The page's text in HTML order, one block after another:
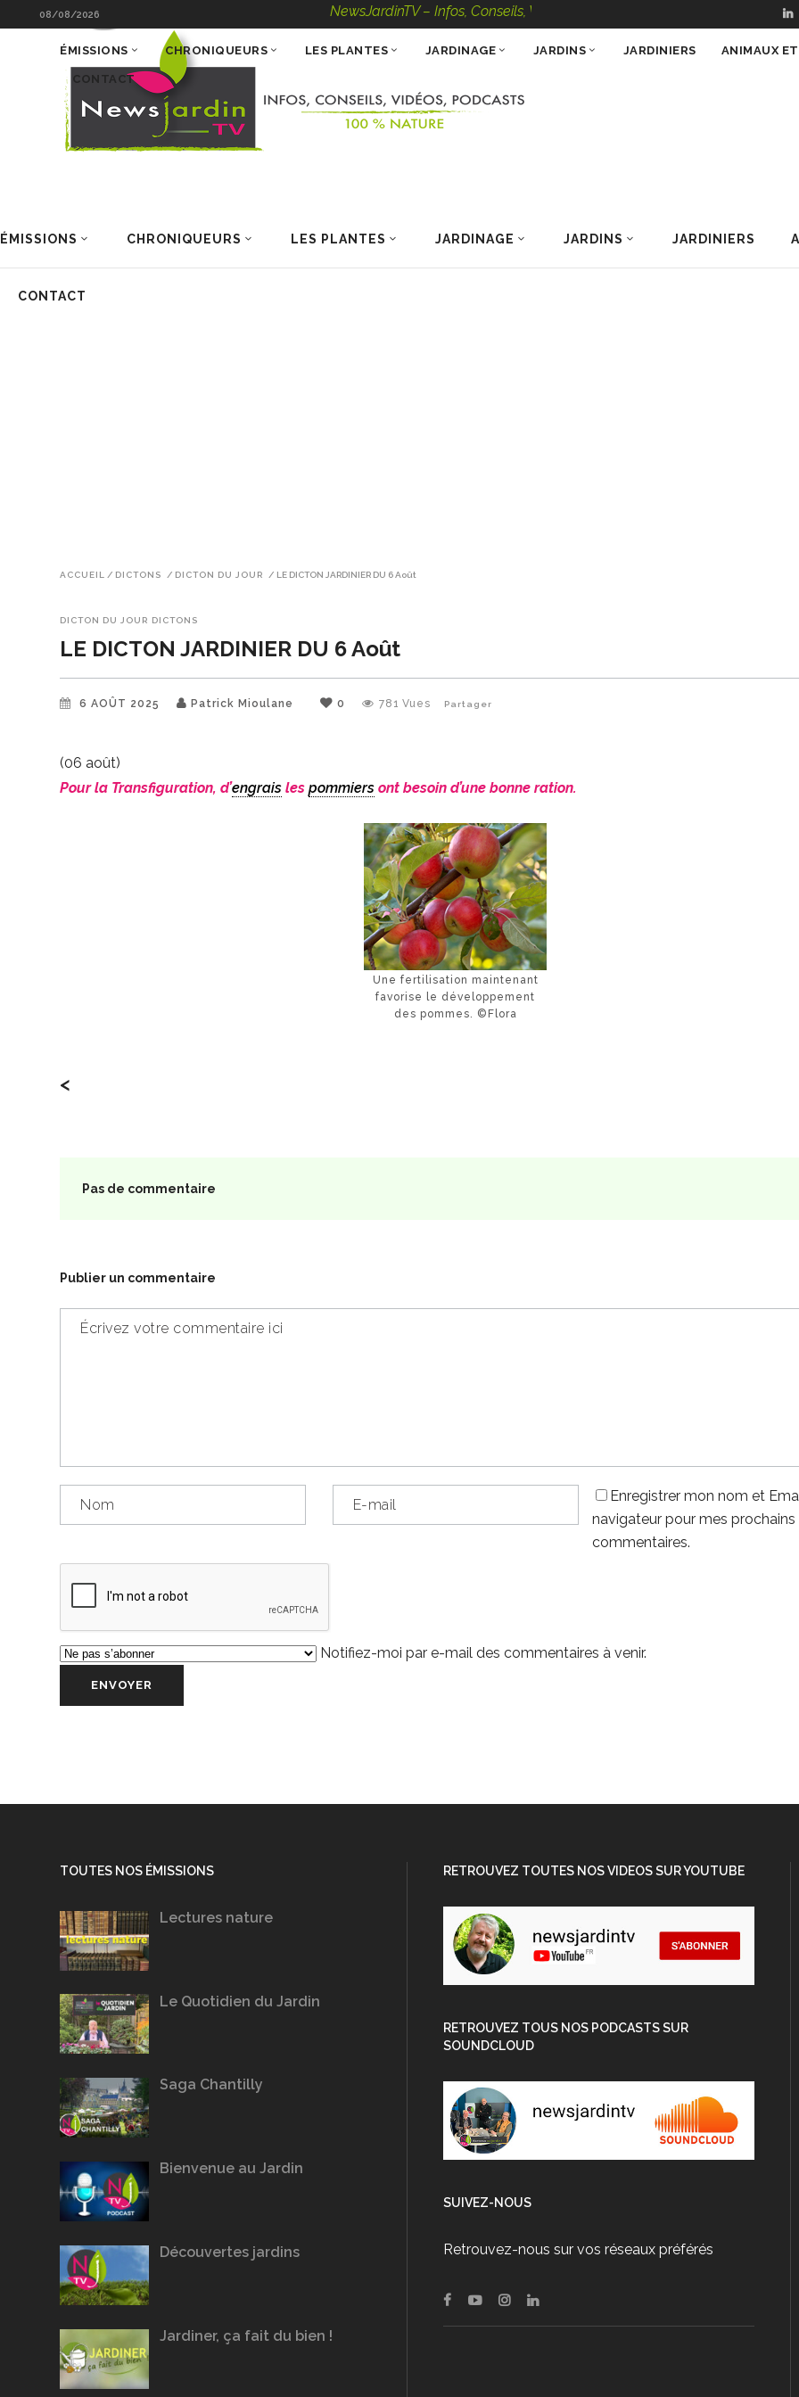
08/08/2026 NewsJardinTV – Infos, Conseils, Vidéos, Podcasts – 100 % Nature
ÉMISSIONS CHRONIQUEURS LES PLANTES JARDINAGE JARDINS JARDINIERS
CONTACT
ÉMISSIONS CHRONIQUEURS LES PLANTES JARDINAGE JARDINS JARDINIERS ANIMAUX
CONTACT
ACCUEIL / DICTONS / DICTON DU JOUR / LE DICTON JARDINIER DU 6 Août
DICTON DU JOUR DICTONS
LE DICTON JARDINIER DU 6 Août
6 AOÛT 2025 Patrick Mioulane 0 781 Vues Partager
(06 août)
Pour la Transfiguration, d’engrais lespommiers ont besoin d’une bonne ration.
Une fertilisation maintenant
favorise le développement
des pommes. ©Flora
<
Pas de commentaire
Publier un commentaire
Enregistrer mon nom et
navigateur pour mes prochains
commentaires.
Notifiez-moi par e-mail des commentaires à venir.
TOUTES NOS ÉMISSIONS
Lectures nature
Le Quotidien du Jardin
Saga Chantilly
Bienvenue au Jardin
Découvertes jardins
Jardiner, ça fait du bien !
RETROUVEZ TOUTES NOS VIDEOS SUR YOUTUBE
RETROUVEZ TOUS NOS PODCASTS SUR
SOUNDCLOUD
SUIVEZ-NOUS
Retrouvez-nous sur vos réseaux préférés